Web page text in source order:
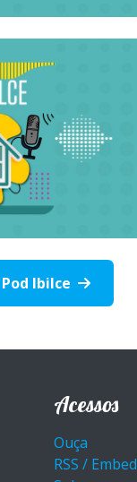
Ibilce
Acessos
Ouça
RSS / Embed